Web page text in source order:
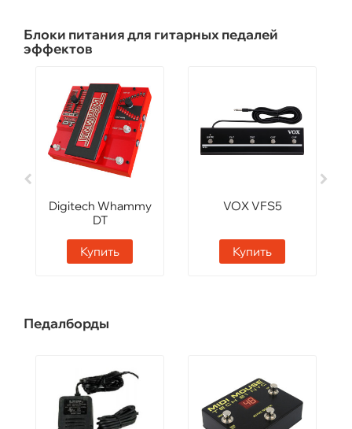
Блоки питания для гитарных педалей
эффектов
Digitech Whammy
DT
Купить
VOX VFS5
Купить
Педалборды